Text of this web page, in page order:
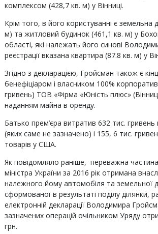
комплексом (428,7 кв. м) у Вінниці.
Крім того, в його користуванні є земельна
м) та житловий будинок (461,1 кв. м) у
області, які належать його синові
реєстрації вказана квартира (87.8 кв. м) у
Згідно з декларацією, Гройсман також є
бенефіціаром і власником 100%
гривень) ТОВ «Фірма «Юність плюс»
наданням майна в оренду.
Батько прем’єра витратив 632 тис.
(яких саме не зазначено) і 155, 6 тис.
товарів у США.
Як повідомляло раніше, переважна
міністра України за 2016 рік отримана
належного йому автомобіля та земельної
сформованої в результаті поділу ділянки,
електронній декларації Володимира
зазначених операцій очільником Уряду
грн.